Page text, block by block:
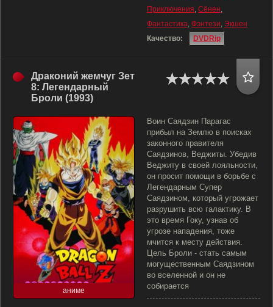
Приключения, Сёнен,
Фантастика, Фэнтези, Экшен
Качество:
DVDRip
Драконий жемчуг Зет
8: Легендарный
Броли (1993)
аниме
Воин Саядзин Парагас
прибыл на Землю в поисках
законного правителя
Саядзинов, Веджиты. Убедив
Веджиту в своей лояльности,
он просит помощи в борьбе с
Легендарным Супер
Саядзином, который угрожает
разрушить всю галактику. В
это время Гоку, узнав об
угрозе нападения, тоже
мчится к месту действия.
Цель Броли - стать самым
могущественным Саядзином
во вселенной и он не
собирается